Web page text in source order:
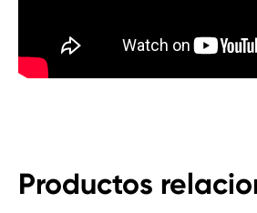
Productos